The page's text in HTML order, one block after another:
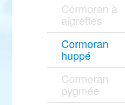
Cormoran à
aigrettes
Cormoran
huppé
Cormoran
pygmée